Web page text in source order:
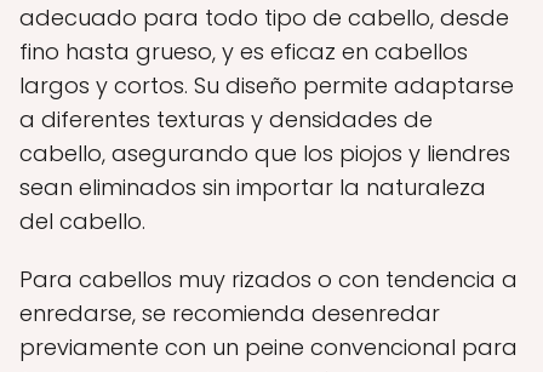
adecuado para todo tipo de cabello, desde
fino hasta grueso, y es eficaz en cabellos
largos y cortos. Su diseño permite adaptarse
a diferentes texturas y densidades de
cabello, asegurando que los piojos y liendres
sean eliminados sin importar la naturaleza
del cabello.
Para cabellos muy rizados o con tendencia a
enredarse, se recomienda desenredar
previamente con un peine convencional para